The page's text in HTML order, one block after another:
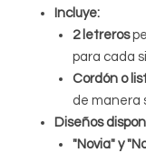
Incluye:
2 letreros
para cada
Cordón o
de manera
Diseños
"Novia" y